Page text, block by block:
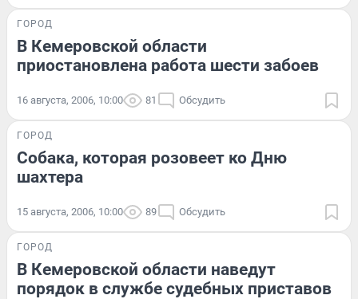
ГОРОД
В Кемеровской области
приостановлена работа шести забоев
16 августа, 2006, 10:00 81 Обсудить
ГОРОД
Собака, которая розовеет ко Дню
шахтера
15 августа, 2006, 10:00 89 Обсудить
ГОРОД
В Кемеровской области наведут
порядок в службе судебных приставов